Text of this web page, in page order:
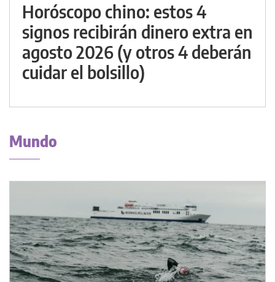
Horóscopo chino: estos 4
signos recibirán dinero extra en
agosto 2026 (y otros 4 deberán
cuidar el bolsillo)
Mundo